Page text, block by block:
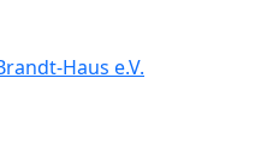
Haus e.V.